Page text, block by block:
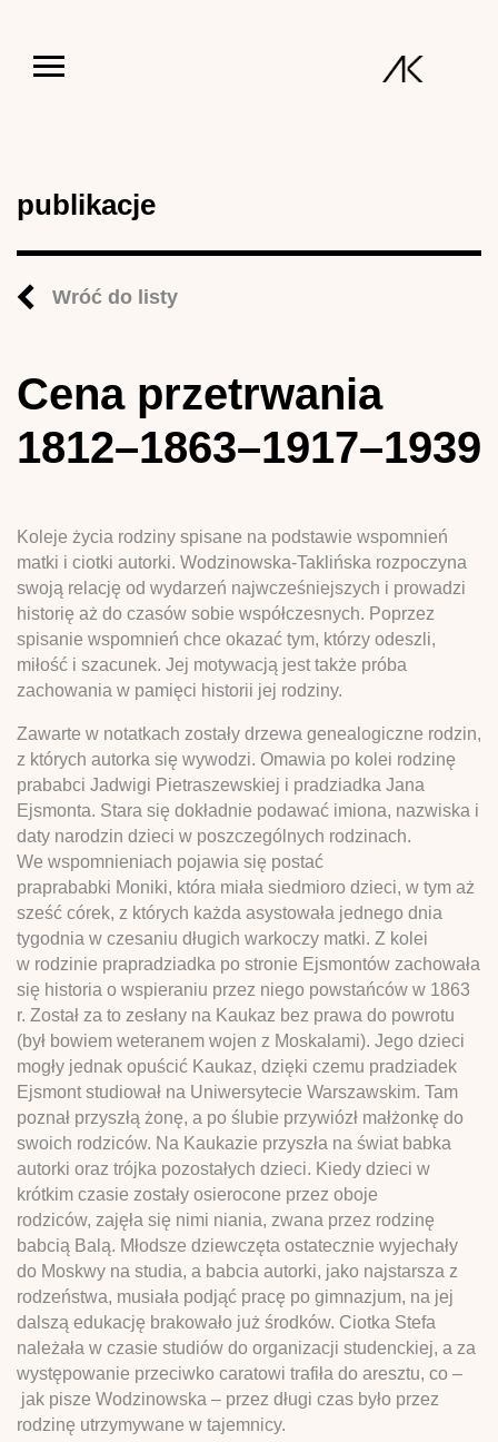
publikacje
Wróć do listy
Cena przetrwania
1812–1863–1917–1939
Koleje życia rodziny spisane na podstawie wspomnień
matki i ciotki autorki. Wodzinowska-Taklińska rozpoczyna
swoją relację od wydarzeń najwcześniejszych i prowadzi
historię aż do czasów sobie współczesnych. Poprzez
spisanie wspomnień chce okazać tym, którzy odeszli,
miłość i szacunek. Jej motywacją jest także próba
zachowania w pamięci historii jej rodziny.
Zawarte w notatkach zostały drzewa genealogiczne rodzin,
z których autorka się wywodzi. Omawia po kolei rodzinę
prababci Jadwigi Pietraszewskiej i pradziadka Jana
Ejsmonta. Stara się dokładnie podawać imiona, nazwiska i
daty narodzin dzieci w poszczególnych rodzinach.
We wspomnieniach pojawia się postać
praprababki Moniki, która miała siedmioro dzieci, w tym aż
sześć córek, z których każda asystowała jednego dnia
tygodnia w czesaniu długich warkoczy matki. Z kolei
w rodzinie prapradziadka po stronie Ejsmontów zachowała
się historia o wspieraniu przez niego powstańców w 1863
r. Został za to zesłany na Kaukaz bez prawa do powrotu
(był bowiem weteranem wojen z Moskalami). Jego dzieci
mogły jednak opuścić Kaukaz, dzięki czemu pradziadek
Ejsmont studiował na Uniwersytecie Warszawskim. Tam
poznał przyszłą żonę, a po ślubie przywiózł małżonkę do
swoich rodziców. Na Kaukazie przyszła na świat babka
autorki oraz trójka pozostałych dzieci. Kiedy dzieci w
krótkim czasie zostały osierocone przez oboje
rodziców, zajęła się nimi niania, zwana przez rodzinę
babcią Balą. Młodsze dziewczęta ostatecznie wyjechały
do Moskwy na studia, a babcia autorki, jako najstarsza z
rodzeństwa, musiała podjąć pracę po gimnazjum, na jej
dalszą edukację brakowało już środków. Ciotka Stefa
należała w czasie studiów do organizacji studenckiej, a za
występowanie przeciwko caratowi trafiła do aresztu, co –
jak pisze Wodzinowska – przez długi czas było przez
rodzinę utrzymywane w tajemnicy.